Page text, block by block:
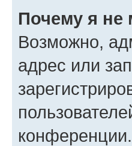
Почему я не
Возможно,
адрес или
конференции.